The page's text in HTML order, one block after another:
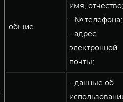
WEY 80 Лаундж
от 8 099 000 ₽
общие
имя,
- № телефона;
- адрес
электронной
почты;
- данные об